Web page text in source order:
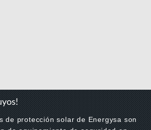
de protección solar de Energysa son